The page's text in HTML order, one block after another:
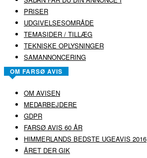
PRISER
UDGIVELSESOMRÅDE
TEMASIDER / TILLÆG
TEKNISKE OPLYSNINGER
SAMANNONCERING
OM FARSØ AVIS
OM AVISEN
MEDARBEJDERE
GDPR
FARSØ AVIS 60 ÅR
HIMMERLANDS BEDSTE UGEAVIS 2016
ÅRET DER GIK